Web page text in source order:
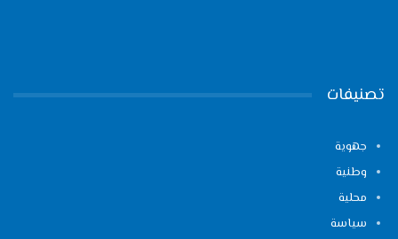
تصنيفات
جهوية
وطنية
محلية
سياسة